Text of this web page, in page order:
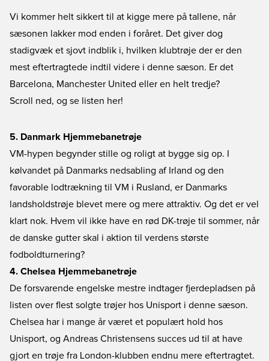
Vi kommer helt sikkert til at kigge mere på tallene, når
sæsonen lakker mod enden i foråret. Det giver dog
stadigvæk et sjovt indblik i, hvilken klubtrøje der er den
mest eftertragtede indtil videre i denne sæson. Er det
Barcelona, Manchester United eller en helt tredje?
Scroll ned, og se listen her!
5. Danmark Hjemmebanetrøje
VM-hypen begynder stille og roligt at bygge sig op. I
kølvandet på Danmarks nedsabling af Irland og den
favorable lodtrækning til VM i Rusland, er Danmarks
landsholdstrøje blevet mere og mere attraktiv. Og det er vel
klart nok. Hvem vil ikke have en rød DK-trøje til sommer, når
de danske gutter skal i aktion til verdens største
fodboldturnering?
4. Chelsea Hjemmebanetrøje
De forsvarende engelske mestre indtager fjerdepladsen på
listen over flest solgte trøjer hos Unisport i denne sæson.
Chelsea har i mange år været et populært hold hos
Unisport, og Andreas Christensens succes ud til at have
gjort en trøje fra London-klubben endnu mere eftertragtet.